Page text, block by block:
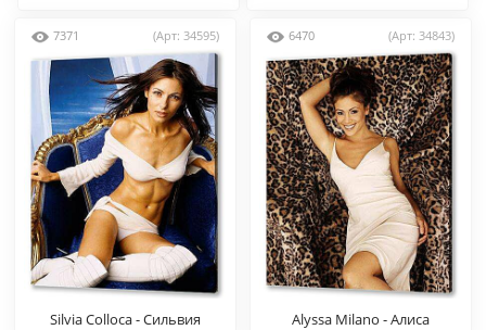
7371 (Арт: 34595)
Silvia Colloca - Сильвия
6470 (Арт: 34843)
Alyssa Milano - Алиса